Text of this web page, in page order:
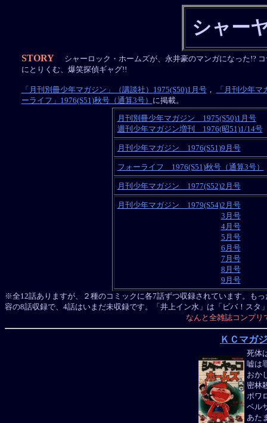
シャー
STORY
シャーロック・ホームズが、永井豪のマンガになった!?
にとりくむ、爆笑探偵ギャグ!!
「月刊別冊少年マガジン」（講談社）1975(S50)1月号，
「月刊少年
ーライフ」1976(S51)秋号（通算3号） に掲載。
月刊別冊少年マガジン 1975(S50)1月号
週刊少年マガジン増刊 1976(昭51)1/14号
月刊少年マガジン 1976(S51)9月号
フォーライフ 1976(S51)秋号（通算3号）
月刊少年マガジン 1977(S52)2月号
月刊少年マガジン 1979(S54)2月号
3月号
4月号
5月号
6月号
7月号
8月号
9月号
※全12話ありますが、２種のコミックに各7話ずつ収録されています。も
容の8話収録で、4話はいまだ未収録です。「井上イン水」は「ビバ！スタ
なんと全雑誌コンプリ
ＫＣマガ
死体
嘘は
おか
密林
ポワ
ベル
あた